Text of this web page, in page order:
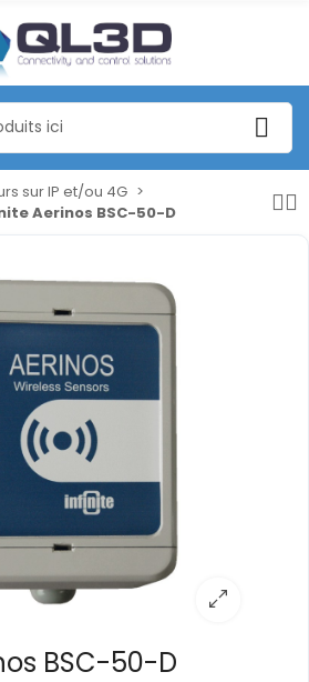
sur IP et/ou 4G
Aerinos BSC-50-D
BSC-50-D